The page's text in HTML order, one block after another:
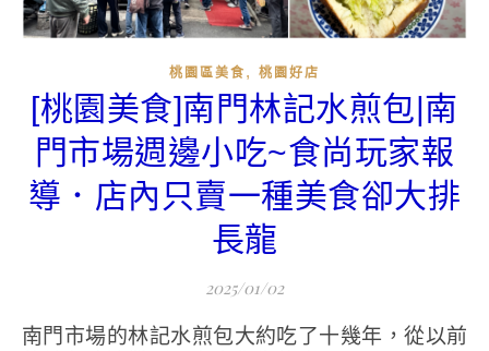
桃園區美食 , 桃園好店
[桃園美食]南門林記水煎包|南
門市場週邊小吃~食尚玩家報
導．店內只賣一種美食卻大排
長龍
2025/01/02
南門市場的林記水煎包大約吃了十幾年，從以前